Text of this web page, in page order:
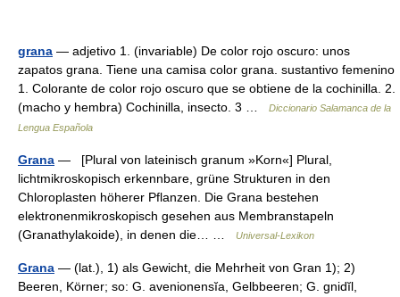
grana — adjetivo 1. (invariable) De color rojo oscuro: unos
zapatos grana. Tiene una camisa color grana. sustantivo femenino
1. Colorante de color rojo oscuro que se obtiene de la cochinilla. 2.
(macho y hembra) Cochinilla, insecto. 3 …
Diccionario Salamanca de la
Lengua Española
Grana — [Plural von lateinisch granum »Korn«] Plural,
lichtmikroskopisch erkennbare, grüne Strukturen in den
Chloroplasten höherer Pflanzen. Die Grana bestehen
elektronenmikroskopisch gesehen aus Membranstapeln
(Granathylakoide), in denen die… …
Universal-Lexikon
Grana — (lat.), 1) als Gewicht, die Mehrheit von Gran 1); 2)
Beeren, Körner; so: G. avenionensĭa, Gelbbeeren; G. gnidĭl,